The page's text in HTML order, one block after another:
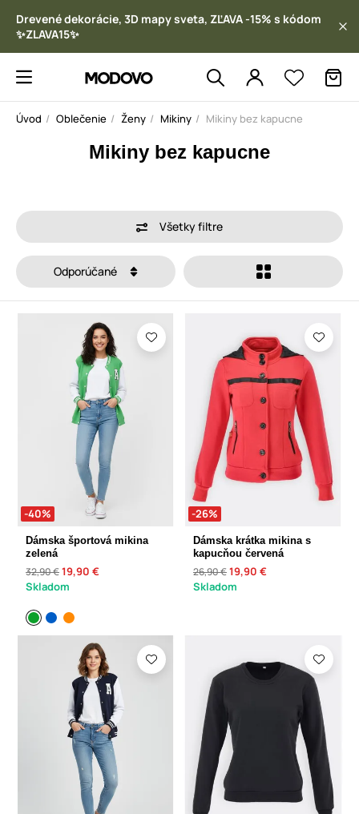
Drevené dekorácie, 3D mapy sveta, ZĽAVA -15% s kódom
✨ZLAVA15✨
Úvod Oblečenie Ženy Mikiny Mikiny bez kapucne
Mikiny bez kapucne
Všetky filtre
Odporúčané
-40%
Dámska športová mikina
zelená
32,90 €19,90 €
Skladom
-26%
Dámska krátka mikina s
kapucňou červená
26,90 €19,90 €
Skladom